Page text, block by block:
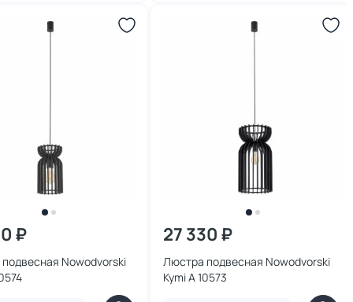
₽
Nowodvorski
27 330 ₽
Люстра подвесная Nowodvorski
Kymi A 10573